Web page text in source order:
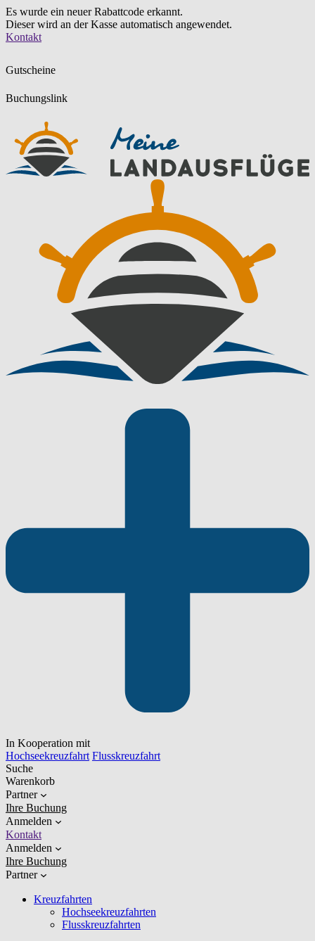
Es wurde ein neuer Rabattcode erkannt.
Dieser wird an der Kasse automatisch angewendet.
Zum
Kontakt
Gutscheine
Buchungslink
In Kooperation mit
Hochseekreuzfahrt Flusskreuzfahrt
Suche
Warenkorb
Partner
Ihre Buchung
Anmelden
Kontakt
Anmelden
Ihre Buchung
Partner
Kreuzfahrten
Hochseekreuzfahrten
Flusskreuzfahrten